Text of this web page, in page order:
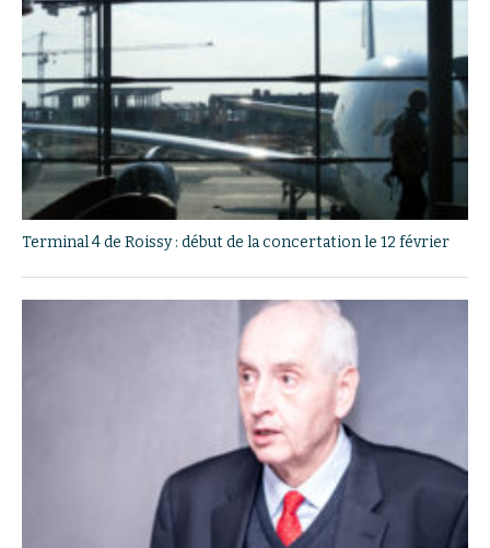
Terminal 4 de Roissy : début de la concertation le 12 février